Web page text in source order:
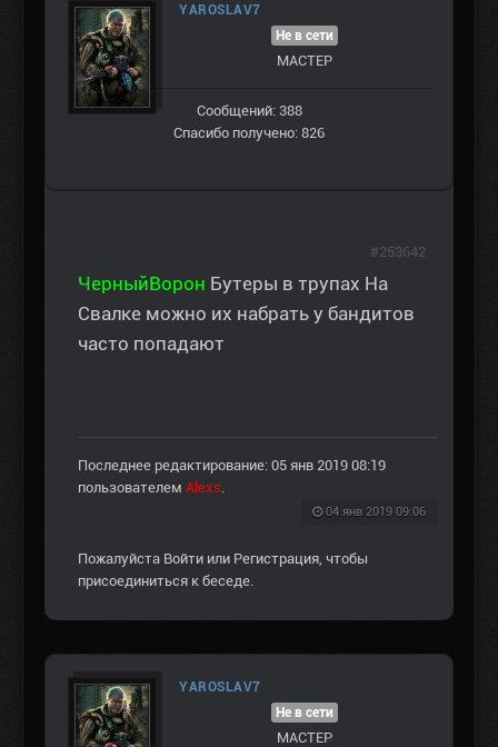
YAROSLAV7
Не в сети
МАСТЕР
Сообщений: 388
Спасибо получено: 826
ЧерныйВорон Бутеры в трупах На
Свалке можно их набрать у бандитов
часто попадают
Последнее редактирование: 05 янв 2019 08:19
пользователем Alexs
04 янв 2019 09:06
#253642
Пожалуйста Войти или Регистрация , чтобы
присоединиться к беседе.
YAROSLAV7
Не в сети
МАСТЕР